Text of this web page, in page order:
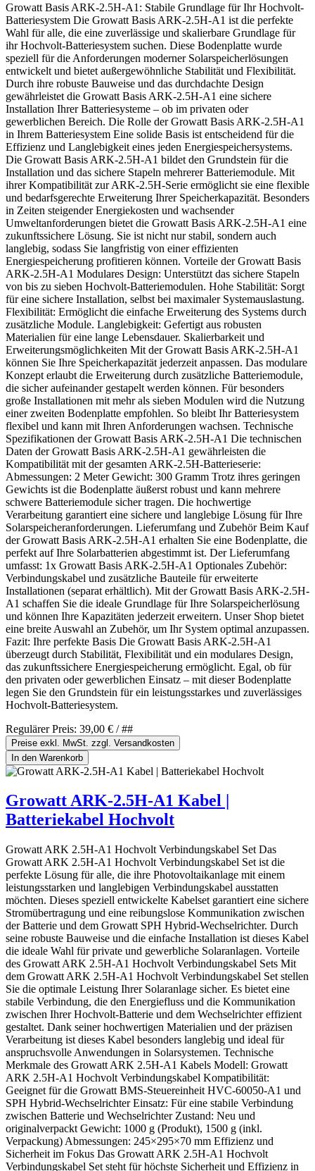
Growatt Basis ARK-2.5H-A1: Stabile Grundlage für Ihr Hochvolt-
Batteriesystem Die Growatt Basis ARK-2.5H-A1 ist die perfekte
Wahl für alle, die eine zuverlässige und skalierbare Grundlage für
ihr Hochvolt-Batteriesystem suchen. Diese Bodenplatte wurde
speziell für die Anforderungen moderner Solarspeicherlösungen
entwickelt und bietet außergewöhnliche Stabilität und Flexibilität.
Durch ihre robuste Bauweise und das durchdachte Design
gewährleistet die Growatt Basis ARK-2.5H-A1 eine sichere
Installation Ihrer Batteriesysteme – ob im privaten oder
gewerblichen Bereich. Die Rolle der Growatt Basis ARK-2.5H-A1
in Ihrem Batteriesystem Eine solide Basis ist entscheidend für die
Effizienz und Langlebigkeit eines jeden Energiespeichersystems.
Die Growatt Basis ARK-2.5H-A1 bildet den Grundstein für die
Installation und das sichere Stapeln mehrerer Batteriemodule. Mit
ihrer Kompatibilität zur ARK-2.5H-Serie ermöglicht sie eine flexible
und bedarfsgerechte Erweiterung Ihrer Speicherkapazität. Besonders
in Zeiten steigender Energiekosten und wachsender
Umweltanforderungen bietet die Growatt Basis ARK-2.5H-A1 eine
zukunftssichere Lösung. Sie ist nicht nur stabil, sondern auch
langlebig, sodass Sie langfristig von einer effizienten
Energiespeicherung profitieren können. Vorteile der Growatt Basis
ARK-2.5H-A1 Modulares Design: Unterstützt das sichere Stapeln
von bis zu sieben Hochvolt-Batteriemodulen. Hohe Stabilität: Sorgt
für eine sichere Installation, selbst bei maximaler Systemauslastung.
Flexibilität: Ermöglicht die einfache Erweiterung des Systems durch
zusätzliche Module. Langlebigkeit: Gefertigt aus robusten
Materialien für eine lange Lebensdauer. Skalierbarkeit und
Erweiterungsmöglichkeiten Mit der Growatt Basis ARK-2.5H-A1
können Sie Ihre Speicherkapazität jederzeit anpassen. Das modulare
Konzept erlaubt die Erweiterung durch zusätzliche Batteriemodule,
die sicher aufeinander gestapelt werden können. Für besonders
große Installationen mit mehr als sieben Modulen wird die Nutzung
einer zweiten Bodenplatte empfohlen. So bleibt Ihr Batteriesystem
flexibel und kann mit Ihren Anforderungen wachsen. Technische
Spezifikationen der Growatt Basis ARK-2.5H-A1 Die technischen
Daten der Growatt Basis ARK-2.5H-A1 gewährleisten die
Kompatibilität mit der gesamten ARK-2.5H-Batterieserie:
Abmessungen: 2 Meter Gewicht: 300 Gramm Trotz ihres geringen
Gewichts ist die Bodenplatte äußerst robust und kann mehrere
schwere Batteriemodule sicher tragen. Die hochwertige
Verarbeitung garantiert eine sichere und langlebige Lösung für Ihre
Solarspeicheranforderungen. Lieferumfang und Zubehör Beim Kauf
der Growatt Basis ARK-2.5H-A1 erhalten Sie eine Bodenplatte, die
perfekt auf Ihre Solarbatterien abgestimmt ist. Der Lieferumfang
umfasst: 1x Growatt Basis ARK-2.5H-A1 Optionales Zubehör:
Verbindungskabel und zusätzliche Bauteile für erweiterte
Installationen (separat erhältlich). Mit der Growatt Basis ARK-2.5H-
A1 schaffen Sie die ideale Grundlage für Ihre Solarspeicherlösung
und können Ihre Kapazitäten jederzeit erweitern. Unser Shop bietet
eine breite Auswahl an Zubehör, um Ihr System optimal anzupassen.
Fazit: Ihre perfekte Basis Die Growatt Basis ARK-2.5H-A1
überzeugt durch Stabilität, Flexibilität und ein modulares Design,
das zukunftssichere Energiespeicherung ermöglicht. Egal, ob für
den privaten oder gewerblichen Einsatz – mit dieser Bodenplatte
legen Sie den Grundstein für ein leistungsstarkes und zuverlässiges
Hochvolt-Batteriesystem.
Regulärer Preis: 39,00 € / ##
Preise exkl. MwSt. zzgl. Versandkosten
In den Warenkorb
Growatt ARK-2.5H-A1 Kabel |
Batteriekabel Hochvolt
Growatt ARK 2.5H-A1 Hochvolt Verbindungskabel Set Das
Growatt ARK 2.5H-A1 Hochvolt Verbindungskabel Set ist die
perfekte Lösung für alle, die ihre Photovoltaikanlage mit einem
leistungsstarken und langlebigen Verbindungskabel ausstatten
möchten. Dieses speziell entwickelte Kabelset garantiert eine sichere
Stromübertragung und eine reibungslose Kommunikation zwischen
der Batterie und dem Growatt SPH Hybrid-Wechselrichter. Durch
seine robuste Bauweise und die einfache Installation ist dieses Kabel
die ideale Wahl für private und gewerbliche Solaranlagen. Vorteile
des Growatt ARK 2.5H-A1 Hochvolt Verbindungskabel Sets Mit
dem Growatt ARK 2.5H-A1 Hochvolt Verbindungskabel Set stellen
Sie die optimale Leistung Ihrer Solaranlage sicher. Es bietet eine
stabile Verbindung, die den Energiefluss und die Kommunikation
zwischen Ihrer Hochvolt-Batterie und dem Wechselrichter effizient
gestaltet. Dank seiner hochwertigen Materialien und der präzisen
Verarbeitung ist dieses Kabel besonders langlebig und ideal für
anspruchsvolle Anwendungen in Solarsystemen. Technische
Merkmale des Growatt ARK 2.5H-A1 Kabels Modell: Growatt
ARK 2.5H-A1 Hochvolt Verbindungskabel Kompatibilität:
Geeignet für die Growatt BMS-Steuereinheit HVC-60050-A1 und
SPH Hybrid-Wechselrichter Einsatz: Für eine stabile Verbindung
zwischen Batterie und Wechselrichter Zustand: Neu und
originalverpackt Gewicht: 1000 g (Produkt), 1500 g (inkl.
Verpackung) Abmessungen: 245×295×70 mm Effizienz und
Sicherheit im Fokus Das Growatt ARK 2.5H-A1 Hochvolt
Verbindungskabel Set steht für höchste Sicherheit und Effizienz in